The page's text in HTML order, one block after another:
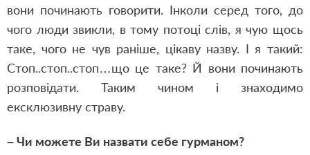
вони починають говорити. Інколи серед того, до
чого люди звикли, в тому потоці слів, я чую щось
таке, чого не чув раніше, цікаву назву. І я такий:
Стоп..стоп..стоп…що це таке? Й вони починають
розповідати. Таким чином і знаходимо
ексклюзивну страву.
– Чи можете Ви назвати себе гурманом?